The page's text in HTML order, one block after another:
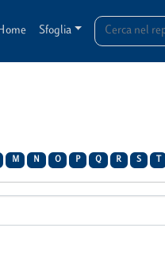
Sfoglia
M N O P Q R S